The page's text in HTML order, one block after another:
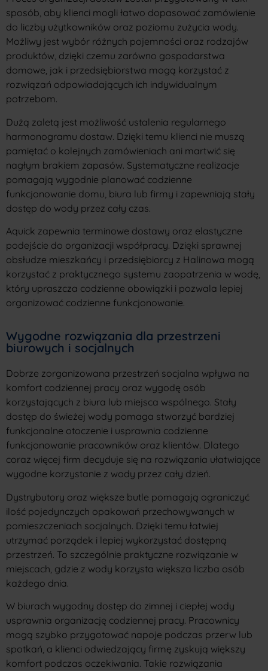
sposób, aby klienci mogli łatwo dopasować zamówienie
do liczby użytkowników oraz poziomu zużycia wody.
Możliwy jest wybór różnych pojemności oraz rodzajów
produktów, dzięki czemu zarówno gospodarstwa
domowe, jak i przedsiębiorstwa mogą korzystać z
rozwiązań odpowiadających ich indywidualnym
potrzebom.
Dużą zaletą jest możliwość ustalenia regularnego
harmonogramu dostaw. Dzięki temu klienci nie muszą
pamiętać o kolejnych zamówieniach ani martwić się
nagłym brakiem zapasów. Systematyczne realizacje
pomagają wygodnie planować codzienne
funkcjonowanie domu, biura lub firmy i zapewniają stały
dostęp do wody przez cały czas.
Aquick zapewnia terminowe dostawy oraz elastyczne
podejście do organizacji współpracy. Dzięki sprawnej
obsłudze mieszkańcy i przedsiębiorcy z Halinowa mogą
korzystać z praktycznego systemu zaopatrzenia w wodę,
który upraszcza codzienne obowiązki i pozwala lepiej
organizować codzienne funkcjonowanie.
Wygodne rozwiązania dla przestrzeni
biurowych i socjalnych
Dobrze zorganizowana przestrzeń socjalna wpływa na
komfort codziennej pracy oraz wygodę osób
korzystających z biura lub miejsca wspólnego. Stały
dostęp do świeżej wody pomaga stworzyć bardziej
funkcjonalne otoczenie i usprawnia codzienne
funkcjonowanie pracowników oraz klientów. Dlatego
coraz więcej firm decyduje się na rozwiązania ułatwiające
wygodne korzystanie z wody przez cały dzień.
Dystrybutory oraz większe butle pomagają ograniczyć
ilość pojedynczych opakowań przechowywanych w
pomieszczeniach socjalnych. Dzięki temu łatwiej
utrzymać porządek i lepiej wykorzystać dostępną
przestrzeń. To szczególnie praktyczne rozwiązanie w
miejscach, gdzie z wody korzysta większa liczba osób
każdego dnia.
W biurach wygodny dostęp do zimnej i ciepłej wody
usprawnia organizację codziennej pracy. Pracownicy
mogą szybko przygotować napoje podczas przerw lub
spotkań, a klienci odwiedzający firmę zyskują większy
komfort podczas oczekiwania. Takie rozwiązania